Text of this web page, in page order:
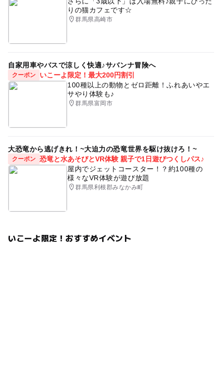
ご予約のお時間に来られなかった場合は、イベントの参加
をお断りすることがございます。
にキャンセルをお願いいたします。
きます。
応募方法
予約ページ
予約はこちらから
「新型コロナウイルスに関するQ&A」等を熟読し、手洗い
や咳エチケット、その他感染症予防に関する基礎知識を習
りの猫カフェです☆
群馬県高崎市
自家用車やバスで涼しく快適♪サバンナ冒険へ
クーポン
いこーよ限定！最大200円割引
100種以上の動物とゼロ距離！ふれあいやエ
サやり体験も♪
群馬県富岡市
大恐竜から逃げきれ！~大迫力の恐竜世界を駆け抜けろ！~
クーポン 恐竜と水あそびとVR体験 親子で1日遊びつくしパス♪
屋内でジェットコースター！？約100種の
様々なVR体験が遊び放題
群馬県利根郡みなかみ町
いこーよ限定！おすすめイベント